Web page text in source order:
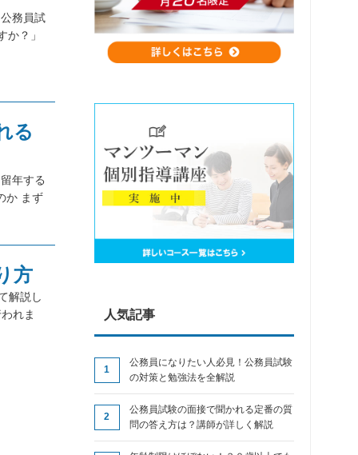
務員試
か？」
る
年する
か まず
方
解説し
れま
人気記事
公務員になりたい人必見！公務員試験
の対策と勉強法を全解説
公務員試験の面接で聞かれる定番の質
問の答え方は？講師が詳しく解説